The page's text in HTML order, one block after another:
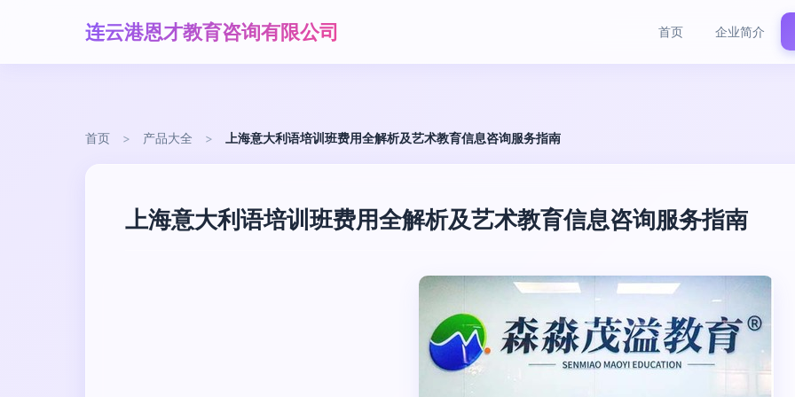
连云港恩才教育咨询有限公司 首页 企业简介
首页 > 产品大全 > 上海意大利语培训班费用全解析及艺术教育信息咨询服务指南
上海意大利语培训班费用全解析及艺术教育信息咨询服务指南